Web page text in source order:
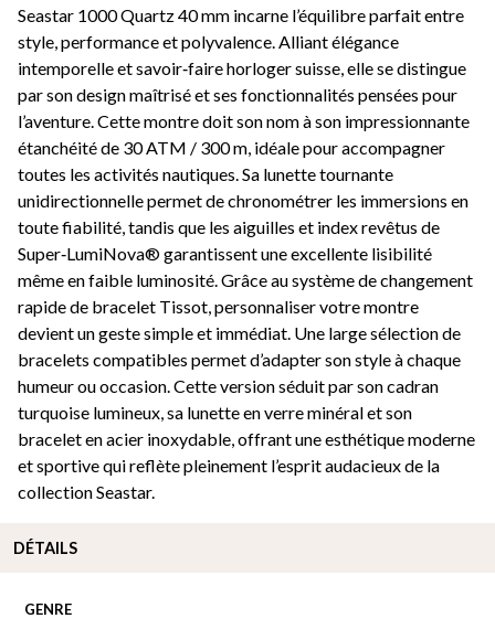
Seastar 1000 Quartz 40 mm incarne l’équilibre parfait entre
style, performance et polyvalence. Alliant élégance
intemporelle et savoir‑faire horloger suisse, elle se distingue
par son design maîtrisé et ses fonctionnalités pensées pour
l’aventure. Cette montre doit son nom à son impressionnante
étanchéité de 30 ATM / 300 m, idéale pour accompagner
toutes les activités nautiques. Sa lunette tournante
unidirectionnelle permet de chronométrer les immersions en
toute fiabilité, tandis que les aiguilles et index revêtus de
Super‑LumiNova® garantissent une excellente lisibilité
même en faible luminosité. Grâce au système de changement
rapide de bracelet Tissot, personnaliser votre montre
devient un geste simple et immédiat. Une large sélection de
bracelets compatibles permet d’adapter son style à chaque
humeur ou occasion. Cette version séduit par son cadran
turquoise lumineux, sa lunette en verre minéral et son
bracelet en acier inoxydable, offrant une esthétique moderne
et sportive qui reflète pleinement l’esprit audacieux de la
collection Seastar.
GENRE
DÉTAILS